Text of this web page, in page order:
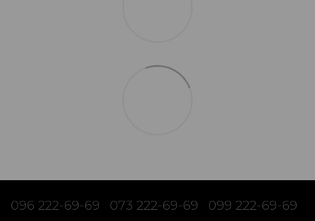
096 222-69-69 073 222-69-69 099 222-69-69